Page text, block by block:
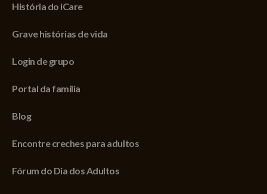
História do iCare
Grave histórias de vida
Login de grupo
Portal da família
Blog
Encontre creches para adultos
Fórum do Dia dos Adultos